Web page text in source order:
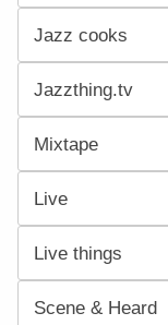
Jazz cooks
Jazzthing.tv
Mixtape
Live
Live things
Scene & Heard